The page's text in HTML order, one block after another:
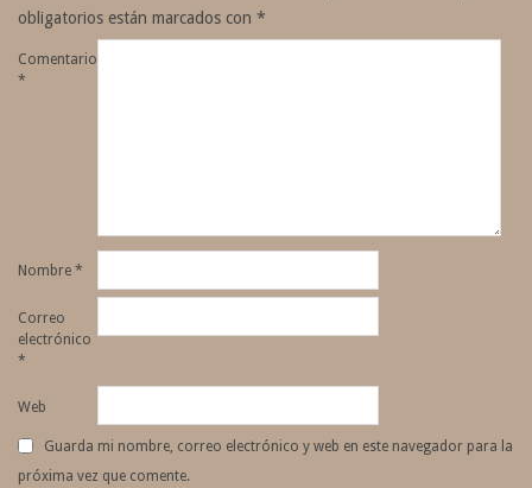
obligatorios están marcados con *
Comentario
*
Nombre *
Correo
electrónico
*
Web
Guarda mi nombre, correo electrónico y web en este navegador para la
próxima vez que comente.